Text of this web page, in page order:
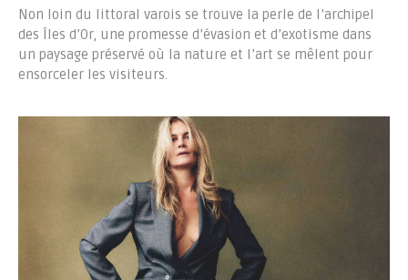
Non loin du littoral varois se trouve la perle de l’archipel
des Îles d’Or, une promesse d’évasion et d’exotisme dans
un paysage préservé où la nature et l’art se mêlent pour
ensorceler les visiteurs.